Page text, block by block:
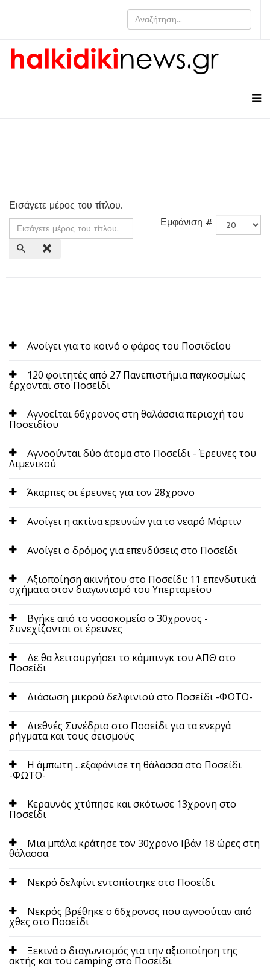
Εισάγετε μέρος του τίτλου.
Εμφάνιση #
Ανοίγει για το κοινό ο φάρος του Ποσιδείου
120 φοιτητές από 27 Πανεπιστήμια παγκοσμίως
έρχονται στο Ποσείδι
Αγνοείται 66χρονος στη θαλάσσια περιοχή του
Ποσειδίου
Αγνοούνται δύο άτομα στο Ποσείδι - Έρευνες του
Λιμενικού
Άκαρπες οι έρευνες για τον 28χρονο
Ανοίγει η ακτίνα ερευνών για το νεαρό Μάρτιν
Ανοίγει ο δρόμος για επενδύσεις στο Ποσείδι
Αξιοποίηση ακινήτου στο Ποσείδι: 11 επενδυτικά
σχήματα στον διαγωνισμό του Υπερταμείου
Βγήκε από το νοσοκομείο ο 30χρονος -
Συνεχίζονται οι έρευνες
Δε θα λειτουργήσει το κάμπινγκ του ΑΠΘ στο
Ποσείδι
Διάσωση μικρού δελφινιού στο Ποσείδι -ΦΩΤΟ-
Διεθνές Συνέδριο στο Ποσείδι για τα ενεργά
ρήγματα και τους σεισμούς
Η άμπωτη ...εξαφάνισε τη θάλασσα στο Ποσείδι
-ΦΩΤΟ-
Κεραυνός χτύπησε και σκότωσε 13χρονη στο
Ποσείδι
Μια μπάλα κράτησε τον 30χρονο Ιβάν 18 ώρες στη
θάλασσα
Νεκρό δελφίνι εντοπίστηκε στο Ποσείδι
Νεκρός βρέθηκε ο 66χρονος που αγνοούταν από
χθες στο Ποσείδι
Ξεκινά ο διαγωνισμός για την αξιοποίηση της
ακτής και του camping στο Ποσείδι